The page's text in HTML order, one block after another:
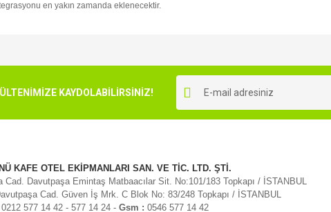
en yakın zamanda eklenecektir.
KAYDOLABİLİRSİNİZ!
KAFE OTEL EKİPMANLARI SAN. VE TİC. LTD. ŞTİ.
Cad. Davutpaşa Emintaş Matbaacılar Sit. No:101/183 Topkapı / İSTANBUL
Cad. Güven İş Mrk. C Blok No: 83/248 Topkapı / İSTANBUL
0212 577 14 42 - 577 14 24 - Gsm : 0546 577 14 42